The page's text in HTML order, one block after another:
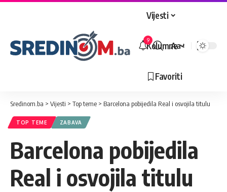
Vijesti
Kolumne
Favoriti
9
Veličina
Aa
Sredinom.ba > Vijesti > Top teme > Barcelona pobijedila Real i osvojila titulu
TOP TEME ZABAVA
Barcelona pobijedila
Real i osvojila titulu